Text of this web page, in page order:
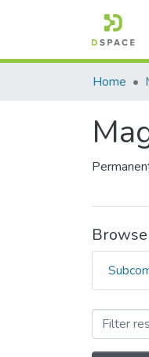
Home
Browse